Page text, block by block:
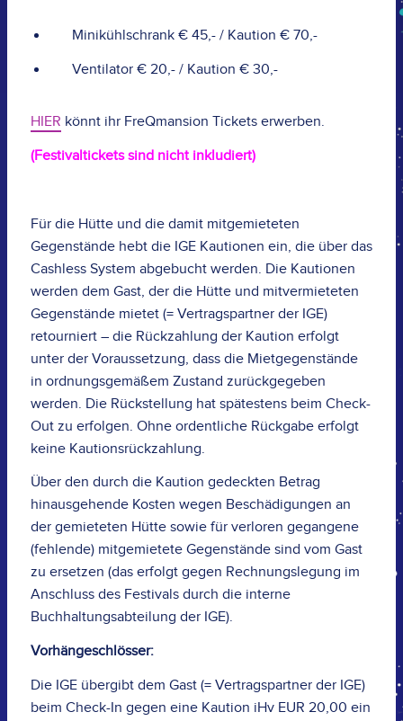
Minikühlschrank € 45,- / Kaution € 70,-
Ventilator € 20,- / Kaution € 30,-
HIER könnt ihr FreQmansion Tickets erwerben.
(Festivaltickets sind nicht inkludiert)
Für die Hütte und die damit mitgemieteten
Gegenstände hebt die IGE Kautionen ein, die über das
Cashless System abgebucht werden. Die Kautionen
werden dem Gast, der die Hütte und mitvermieteten
Gegenstände mietet (= Vertragspartner der IGE)
retourniert – die Rückzahlung der Kaution erfolgt
unter der Voraussetzung, dass die Mietgegenstände
in ordnungsgemäßem Zustand zurückgegeben
werden. Die Rückstellung hat spätestens beim Check-
Out zu erfolgen. Ohne ordentliche Rückgabe erfolgt
keine Kautionsrückzahlung.
Über den durch die Kaution gedeckten Betrag
hinausgehende Kosten wegen Beschädigungen an
der gemieteten Hütte sowie für verloren gegangene
(fehlende) mitgemietete Gegenstände sind vom Gast
zu ersetzen (das erfolgt gegen Rechnungslegung im
Anschluss des Festivals durch die interne
Buchhaltungsabteilung der IGE).
Vorhängeschlösser:
Die IGE übergibt dem Gast (= Vertragspartner der IGE)
beim Check-In gegen eine Kaution iHv EUR 20,00 ein